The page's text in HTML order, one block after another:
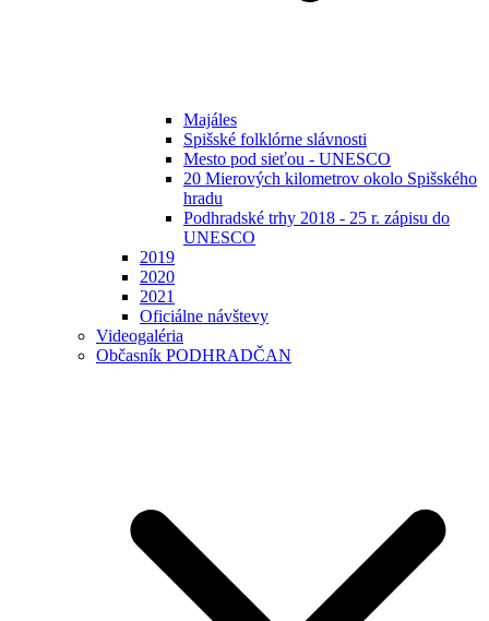
Majáles
Spišské folklórne slávnosti
Mesto pod sieťou - UNESCO
20 Mierových kilometrov okolo Spišského
hradu
Podhradské trhy 2018 - 25 r. zápisu do
UNESCO
2019
2020
2021
Oficiálne návštevy
Videogaléria
Občasník PODHRADČAN